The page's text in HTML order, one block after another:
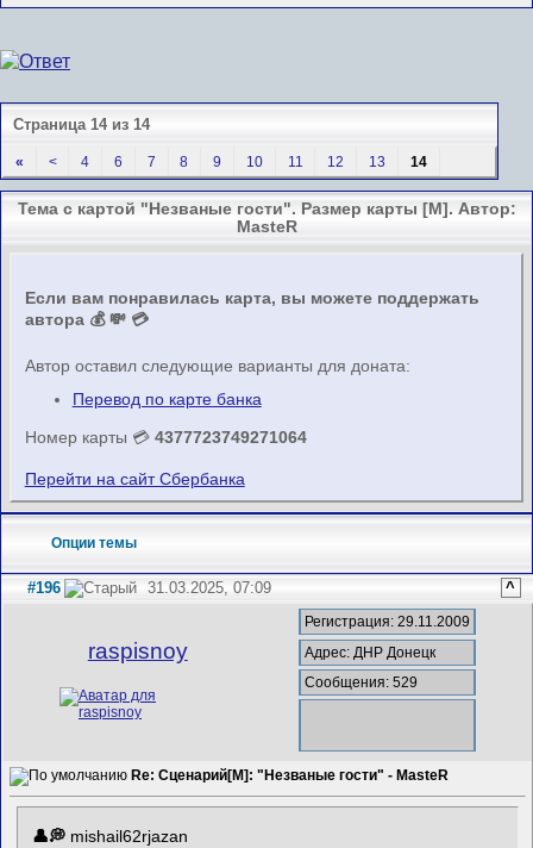
Страница 14 из 14
« < 4 6 7 8 9 10 11 12 13 14
Тема с картой "Незваные гости". Размер карты [M]. Автор:
MasteR
Если вам понравилась карта, вы можете поддержать
автора 💰 💸 💳
Автор оставил следующие варианты для доната:
Перевод по карте банка
Номер карты 💳 4377723749271064
Перейти на сайт Сбербанка
Опции темы
#196 31.03.2025, 07:09 ^
raspisnoy
Регистрация: 29.11.2009
Адрес: ДНР Донецк
Сообщения: 529
Re: Сценарий[M]: "Незваные гости" - MasteR
mishail62rjazan